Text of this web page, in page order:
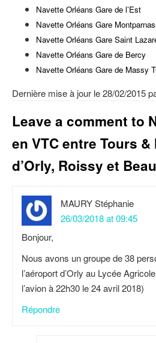
Navette Orléans Gare de l’Est
Navette Orléans Gare
Navette Orléans Gare Saint
Navette Orléans Gare de Bercy
Navette Orléans Gare de Massy
Dernière mise à jour le 28/02/2015
Leave a comment to
en VTC entre Tours
d’Orly, Roissy et
MAURY Stéphanie
26/03/2018 at 09:45
Bonjour,
Nous avons un groupe de 38
l’aéroport d’Orly au Lycée
l’avion à 22h30 le 24 avril 2018)
Répondre